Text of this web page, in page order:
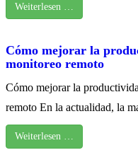
Weiterlesen …
Cómo mejorar la
monitoreo remoto
Cómo mejorar la
remoto En la actualidad, la
Weiterlesen …